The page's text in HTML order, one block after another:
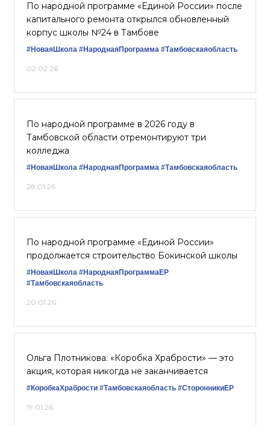
По народной программе «Единой России» после
капитального ремонта открылся обновленный
корпус школы №24 в Тамбове
#НоваяШкола #НароднаяПрограмма #Тамбовскаяобласть
02.02.26
По народной программе в 2026 году в
Тамбовской области отремонтируют три
колледжа
#НоваяШкола #НароднаяПрограмма #Тамбовскаяобласть
28.01.26
По народной программе «Единой России»
продолжается строительство Бокинской школы
#НоваяШкола #НароднаяПрограммаЕР
#Тамбовскаяобласть
20.01.26
Ольга Плотникова: «Коробка Храбрости» — это
акция, которая никогда не заканчивается
#КоробкаХрабрости #Тамбовскаяобласть #СторонникиЕР
19.01.26